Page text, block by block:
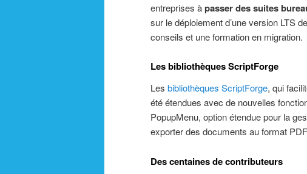
entreprises àpasser des suites
sur le déploiement d’une version LTS
conseils et une formation en migration.
Les bibliothèques ScriptForge
Les bibliothèques ScriptForge, qui
été étendues avec de nouvelles
PopupMenu, option étendue pour la
exporter des documents au format
Des centaines de contributeurs